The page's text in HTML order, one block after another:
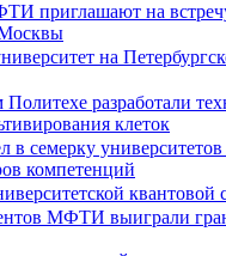
приглашают на
на
разработали
клеток
семерку университетов
компетенций
квантовой
МФТИ выиграли